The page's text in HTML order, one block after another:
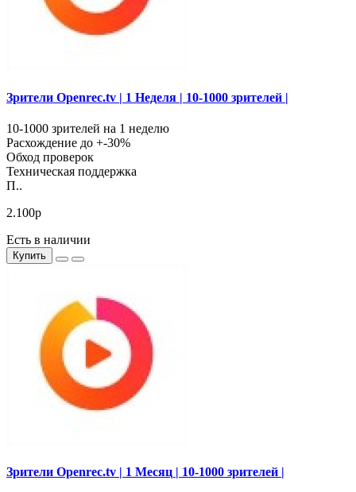
Зрители Openrec.tv | 1 Неделя | 10-1000 зрителей |
10-1000 зрителей на 1 неделю
Расхождение до +-30%
Обход проверок
Техническая поддержка
П..
2.100р
Есть в наличии
Купить
Зрители Openrec.tv | 1 Месяц | 10-1000 зрителей |